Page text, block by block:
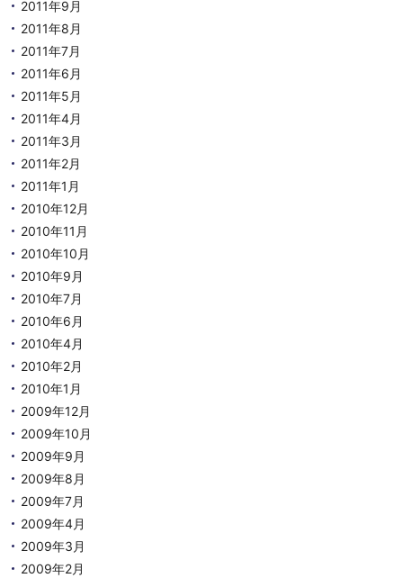
2011年9月
2011年8月
2011年7月
2011年6月
2011年5月
2011年4月
2011年3月
2011年2月
2011年1月
2010年12月
2010年11月
2010年10月
2010年9月
2010年7月
2010年6月
2010年4月
2010年2月
2010年1月
2009年12月
2009年10月
2009年9月
2009年8月
2009年7月
2009年4月
2009年3月
2009年2月